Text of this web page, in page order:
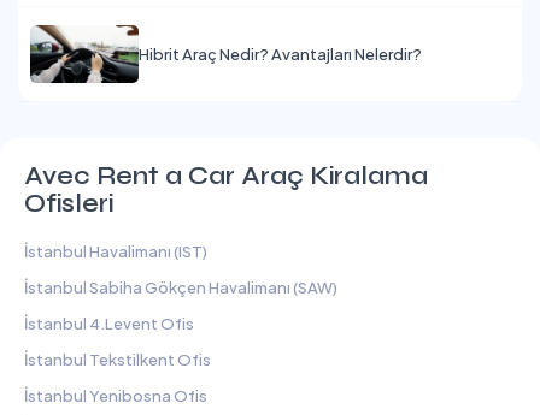
Hibrit Araç Nedir? Avantajları Nelerdir?
Avec Rent a Car Araç Kiralama
Ofisleri
İstanbul Havalimanı (IST)
İstanbul Sabiha Gökçen Havalimanı (SAW)
İstanbul 4.Levent Ofis
İstanbul Tekstilkent Ofis
İstanbul Yenibosna Ofis